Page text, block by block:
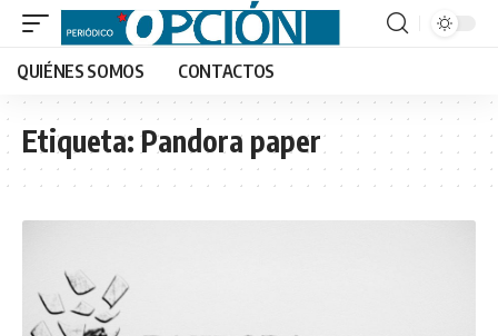
QUIÉNES SOMOS CONTACTOS
Etiqueta:Pandora paper